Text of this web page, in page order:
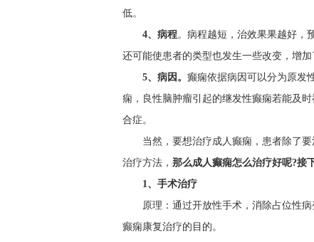
低。
4、病程。病程越短，治效果果越好，
还可能使患者的类型也发生一些改变，增加
5、病因。 癫痫依据病因可以分为原发
痫，良性脑肿瘤引起的继发性癫痫若能及
合症。
当然，要想治疗成人癫痫，患者除了
治疗方法， 那么成人癫痫怎么治疗好呢?接
1、手术治疗
原理：通过开放性手术，消除占位性
癫痫康复治疗的目的。